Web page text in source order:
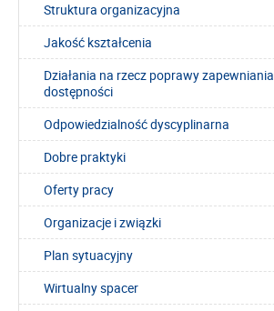
Struktura organizacyjna
Jakość kształcenia
Działania na rzecz poprawy zapewniania
dostępności
Odpowiedzialność dyscyplinarna
Dobre praktyki
Oferty pracy
Organizacje i związki
Plan sytuacyjny
Wirtualny spacer